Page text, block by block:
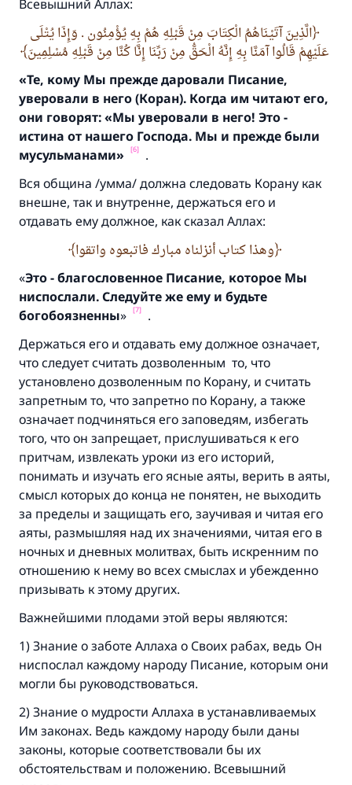
Всевышний Аллах:
الَّذِينَ آتَيْنَاهُمُ الْكِتَابَ مِنْ قَبْلِهِ هُمْ بِهِ يُؤْمِنُون . وَإِذَا يُتْلَى
عَلَيْهِمْ قَالُوا آمَنَّا بِهِ إِنَّهُ الْحَقُّ مِنْ رَبِّنَا إِنَّا كُنَّا مِنْ قَبْلِهِ مُسْلِمِينَ
«Те, кому Мы прежде даровали Писание,
уверовали в него (Коран). Когда им читают его,
они говорят: «Мы уверовали в него! Это -
истина от нашего Господа. Мы и прежде были
мусульманами»
[6]
.
Вся община /умма/ должна следовать Корану как
внешне, так и внутренне, держаться его и
отдавать ему должное, как сказал Аллах:
وهذا كتاب أنزلناه مبارك فاتبعوه واتقوا
«Это - благословенное Писание, которое Мы
ниспослали.Следуйте же ему и будьте
богобоязненны» [7]
.
Держаться его и отдавать ему должное означает,
что следует считать дозволенным то, что
установлено дозволенным по Корану, и считать
запретным то, что запретно по Корану, а также
означает подчиняться его заповедям, избегать
того, что он запрещает, прислушиваться к его
притчам, извлекать уроки из его историй,
понимать и изучать его ясные аяты, верить в аяты,
смысл которых до конца не понятен, не выходить
за пределы и защищать его, заучивая и читая его
аяты, размышляя над их значениями, читая его в
ночных и дневных молитвах, быть искренним по
отношению к нему во всех смыслах и убежденно
призывать к этому других.
Важнейшими плодами этой веры являются:
1) Знание о заботе Аллаха о Своих рабах, ведь Он
ниспослал каждому народу Писание, которым они
могли бы руководствоваться.
2) Знание о мудрости Аллаха в устанавливаемых
Им законах. Ведь каждому народу были даны
законы, которые соответствовали бы их
обстоятельствам и положению. Всевышний
Ответ № 110845 помог сохранить
Помогите нам предоставить ответы Умме
Посланник Аллаха, мир ему и
благословение, сказал:
«Указавшему на благое (полагается) такая
же награда как и совершившему его»
(МУСЛИМ, № 1893).
Участвуйте сейчас!